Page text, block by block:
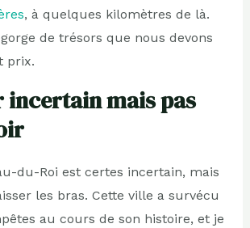
, à quelques kilomètres de là.
de trésors que nous devons
prix.
incertain mais pas
du-Roi est certes incertain, mais
les bras. Cette ville a survécu
au cours de son histoire, et je